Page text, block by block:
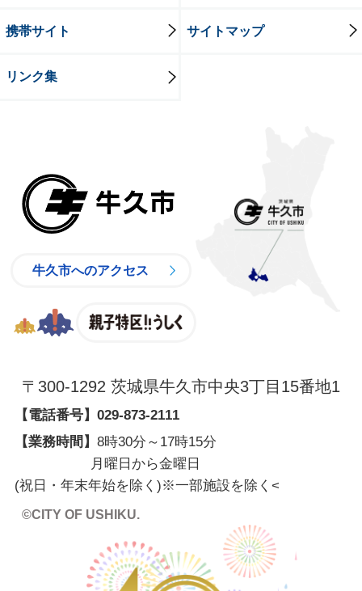
携帯サイト サイトマップ
リンク集
牛久市へのアクセス
〒300-1292 茨城県牛久市中央3丁目15番地1
【電話番号】 029-873-2111
【業務時間】 8時30分～17時15分
月曜日から金曜日
(祝日・年末年始を除く)※一部施設を除く <
©CITY OF USHIKU.